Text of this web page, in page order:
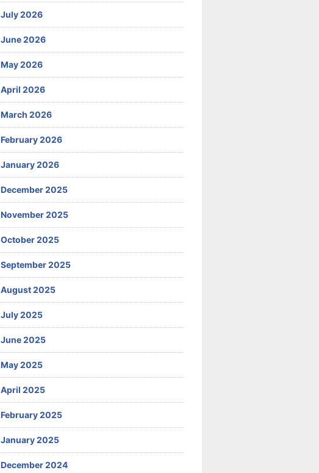
July 2026
June 2026
May 2026
April 2026
March 2026
February 2026
January 2026
December 2025
November 2025
October 2025
September 2025
August 2025
July 2025
June 2025
May 2025
April 2025
February 2025
January 2025
December 2024